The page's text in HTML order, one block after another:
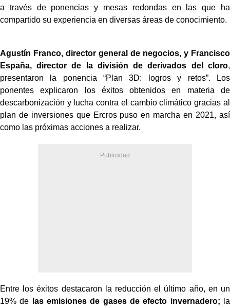
a través de ponencias y mesas redondas en las que ha
compartido su experiencia en diversas áreas de conocimiento.
Agustín Franco, director general de negocios, y Francisco
España, director de la división de derivados del cloro,
presentaron la ponencia “Plan 3D: logros y retos”. Los
ponentes explicaron los éxitos obtenidos en materia de
descarbonización y lucha contra el cambio climático gracias al
plan de inversiones que Ercros puso en marcha en 2021, así
como las próximas acciones a realizar.
Entre los éxitos destacaron la reducción el último año, en un
19% de
las emisiones de gases de efecto invernadero; la